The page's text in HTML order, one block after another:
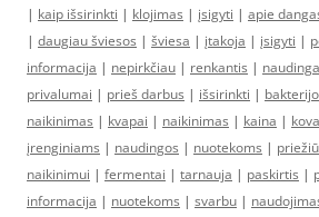
| kaip išsirinkti | klojimas | įsigyti | apie
| daugiau šviesos | šviesa | įtakoja | įsigyti |
informacija | nepirkčiau | renkantis | naudinga
privalumai | prieš darbus | išsirinkti |
naikinimas | kvapai | naikinimas | kaina | kova
įrenginiams | naudingos | nuotekoms |
naikinimui | fermentai | tarnauja | paskirtis |
informacija | nuotekoms | svarbu |